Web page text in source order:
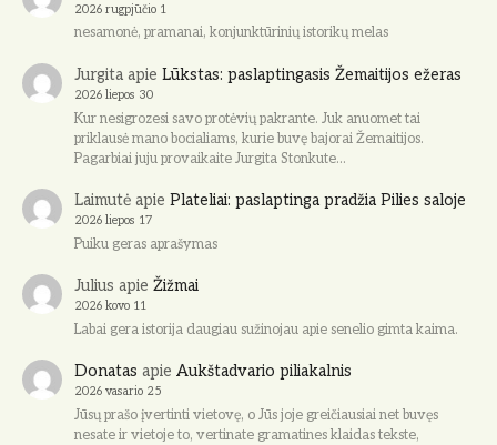
2026 rugpjūčio 1
nesamonė, pramanai, konjunktūrinių istorikų melas
Jurgitaapie Lūkstas: paslaptingasis Žemaitijos ežeras
2026 liepos 30
Kur nesigrozesi savo protėvių pakrante. Juk anuomet tai
priklausė mano bocialiams, kurie buvę bajorai Žemaitijos.
Pagarbiai juju provaikaite Jurgita Stonkute…
Laimutėapie Plateliai: paslaptinga pradžia Pilies saloje
2026 liepos 17
Puiku geras aprašymas
Julius apie Žižmai
2026 kovo 11
Labai gera istorija daugiau sužinojau apie senelio gimta kaima.
Donatas apie Aukštadvario piliakalnis
2026 vasario 25
Jūsų prašo įvertinti vietovę, o Jūs joje greičiausiai net buvęs
nesate ir vietoje to, vertinate gramatines klaidas tekste,